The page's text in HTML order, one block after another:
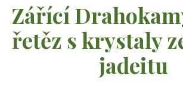
Zářící
řetěz s krystaly
jadeitu